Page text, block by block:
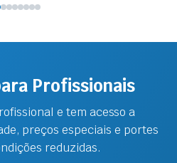
Profissionais
e tem acesso a
preços especiais e portes
reduzidas.